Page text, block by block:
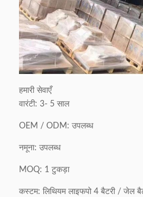
हमारी सेवाएँ
वारंटी: 3- 5 साल
OEM / ODM: उपलब्ध
नमूना: उपलब्ध
MOQ: 1 टुकड़ा
कस्टम: लिथियम लाइफपो 4 बैटरी / जेल